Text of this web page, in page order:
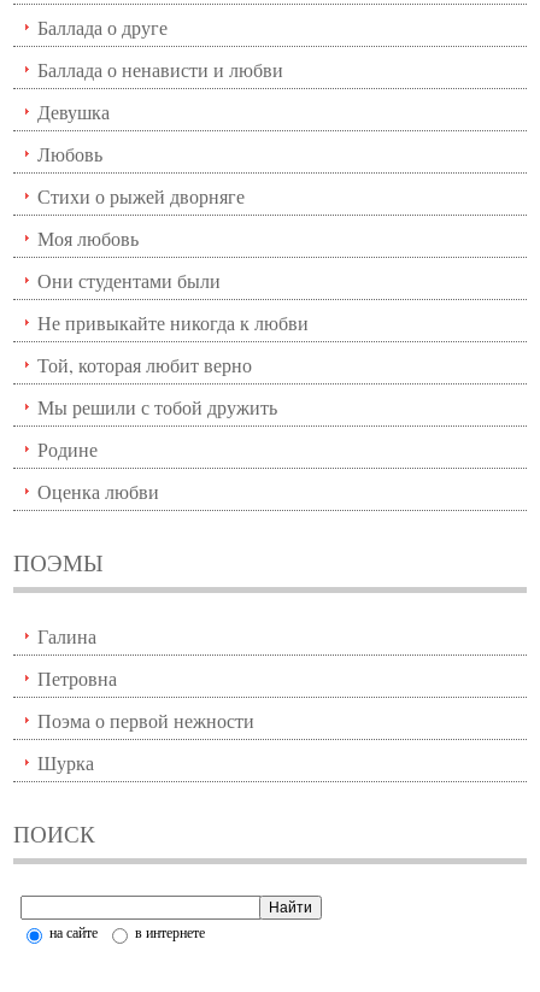
Баллада о друге
Баллада о ненависти и любви
Девушка
Любовь
Стихи о рыжей дворняге
Моя любовь
Они студентами были
Не привыкайте никогда к любви
Той, которая любит верно
Мы решили с тобой дружить
Родине
Оценка любви
ПОЭМЫ
Галина
Петровна
Поэма о первой нежности
Шурка
ПОИСК
на сайте в интернете